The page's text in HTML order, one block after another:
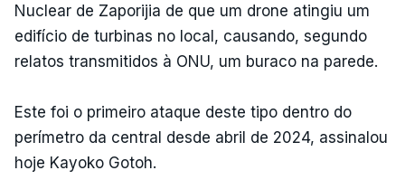
Nuclear de Zaporijia de que um drone atingiu um
edifício de turbinas no local, causando, segundo
relatos transmitidos à ONU, um buraco na parede.
Este foi o primeiro ataque deste tipo dentro do
perímetro da central desde abril de 2024, assinalou
hoje Kayoko Gotoh.